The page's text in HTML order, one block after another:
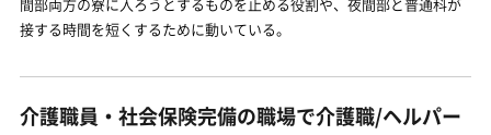
接する時間を短くするために動いている。
介護職員・社会保険完備の職場で介護職/ヘルパー